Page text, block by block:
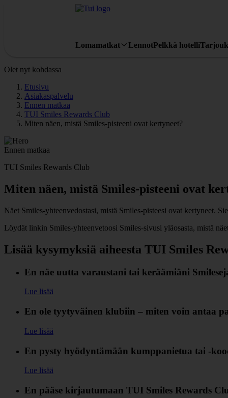
Lomamatkat LennotPelkkä hotelli
Olet nyt kohdassa
Etusivu
Asiakaspalvelu
Ennen matkaa
TUI Smiles Rewards Club
Miten näen, mistä Smiles-pisteeni ovat kertyneet?
Ennen matkaa
TUI Smiles Rewards Club
Miten näen, mistä Smiles-pisteeni ovat
Näet Smiles-yhteenvedostasi, mistä Smiles-pisteesi ovat kertyneet.
Löydät linkin Smiles-yhteenvetoosi Smiles-sivusi yläosasta, mistä
Lisää kysymyksiä aiheesta TUI Smiles
En näe uutta varaustani tai keräämiäni
Lue lisää
En ole tyytyväinen klubiin – miten voin antaa
Lue lisää
En pysty hyödyntämään kumppanietua tai
Lue lisää
En pääse kirjautumaan TUI Smiles Rewards